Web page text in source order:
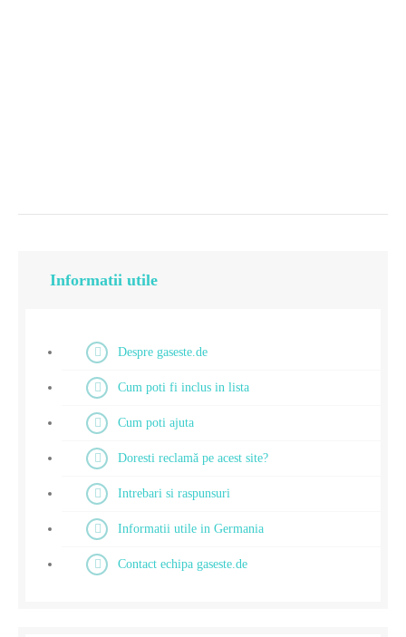
Informatii utile
Despre gaseste.de
Cum poti fi inclus in lista
Cum poti ajuta
Doresti reclamă pe acest site?
Intrebari si raspunsuri
Informatii utile in Germania
Contact echipa gaseste.de